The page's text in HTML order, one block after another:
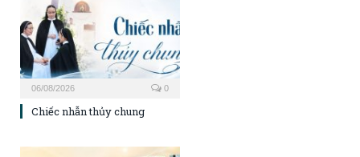
06/08/2026 0
Chiếc nhẫn thủy chung